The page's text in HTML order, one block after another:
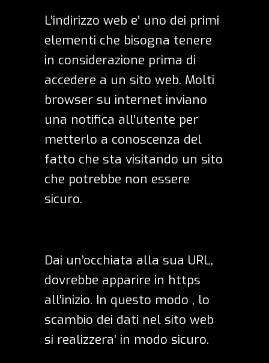
L’indirizzo web e’ uno dei primi
elementi che bisogna tenere
in considerazione prima di
accedere a un sito web. Molti
browser su internet inviano
una notifica all’utente per
metterlo a conoscenza del
fatto che sta visitando un sito
che potrebbe non essere
sicuro.
Dai un’occhiata alla sua URL,
dovrebbe apparire in https
all’inizio. In questo modo , lo
scambio dei dati nel sito web
si realizzera’ in modo sicuro.